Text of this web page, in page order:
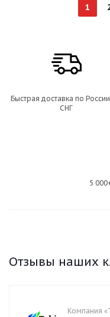
1
Быстрая доставка по
СНГ
5
Отзывы наших
Компания